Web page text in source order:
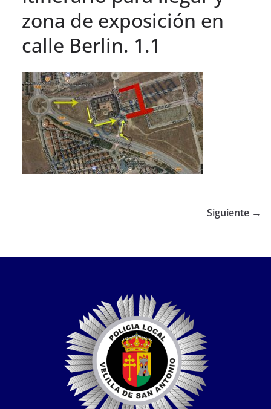
zona de exposición en
calle Berlin. 1.1
Siguiente →